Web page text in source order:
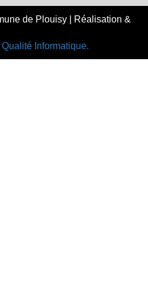
de Plouisy | Réalisation &
Qualité Informatique.